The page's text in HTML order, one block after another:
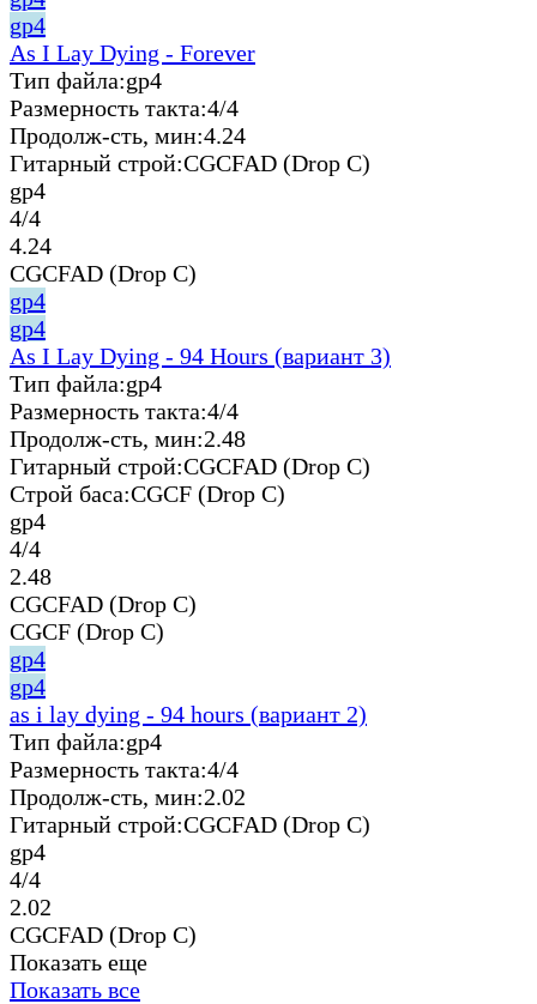
gp4
As I Lay Dying - Forever
Тип файла:gp4
Размерность такта:4/4
Продолж-сть, мин:4.24
Гитарный строй:CGCFAD (Drop C)
gp4
4/4
4.24
CGCFAD (Drop C)
gp4
gp4
As I Lay Dying - 94 Hours (вариант 3)
Тип файла:gp4
Размерность такта:4/4
Продолж-сть, мин:2.48
Гитарный строй:CGCFAD (Drop C)
Строй баса:CGCF (Drop C)
gp4
4/4
2.48
CGCFAD (Drop C)
CGCF (Drop C)
gp4
gp4
as i lay dying - 94 hours (вариант 2)
Тип файла:gp4
Размерность такта:4/4
Продолж-сть, мин:2.02
Гитарный строй:CGCFAD (Drop C)
gp4
4/4
2.02
CGCFAD (Drop C)
Показать еще
Показать все